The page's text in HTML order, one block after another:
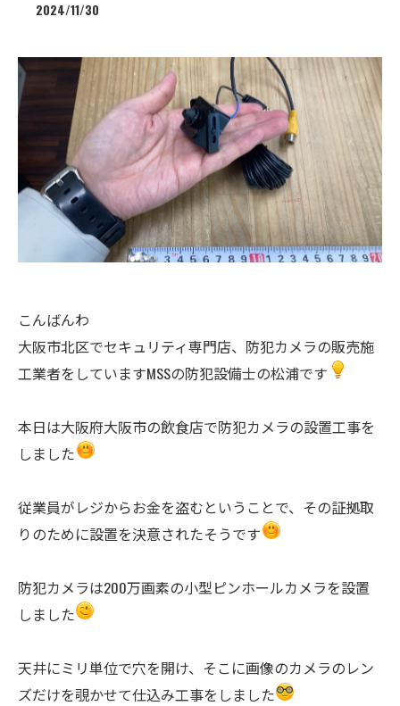
2024/11/30
​こんばんわ
大阪市北区でセキュリティ専門店、防犯カメラの販売施
工業者をしていますMSSの防犯設備士の松浦です
本日は大阪府大阪市の飲食店で防犯カメラの設置工事を
しました
従業員がレジからお金を盗むということで、その証拠取
りのために設置を決意されたそうです
防犯カメラは200万画素の小型ピンホールカメラを設置
しました
天井にミリ単位で穴を開け、そこに画像のカメラのレン
ズだけを覗かせて仕込み工事をしました